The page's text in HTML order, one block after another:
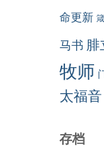
命更新
马书 腓
牧师
太福音
存档